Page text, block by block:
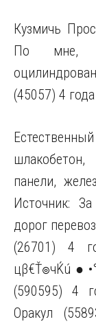
Кузмичь
По мне,
(45057) 4
панели,
Источник:
дорог
(26701) 4
цβ€Ť๏
(590595) 4
Оракул